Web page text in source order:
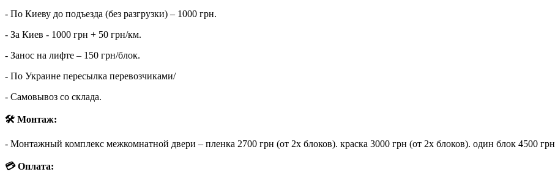
- По Киеву до подъезда (без разгрузки) – 1000 грн.
- За Киев - 1000 грн + 50 грн/км.
- Занос на лифте – 150 грн/блок.
- По Украине пересылка перевозчиками/
- Самовывоз со склада.
🛠 Монтаж:
- Монтажный комплекс межкомнатной двери – пленка 2700 грн (от 2х блоков). краска 3000 грн (от 2х блоков). один блок 4500 грн
💳 Оплата: